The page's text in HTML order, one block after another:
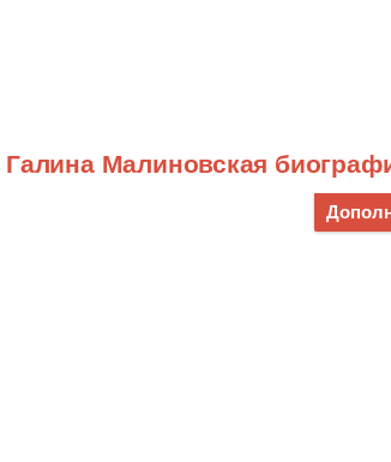
Галина Малиновская